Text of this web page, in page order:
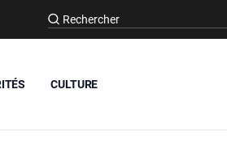
CULTURE